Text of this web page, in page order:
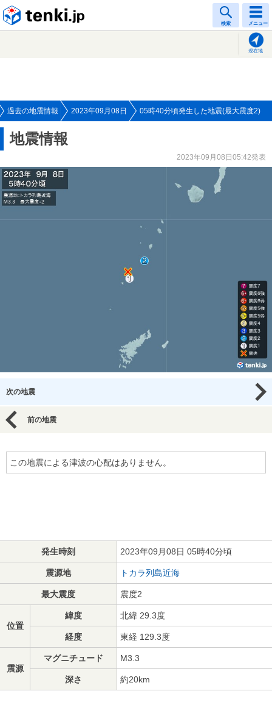
検索 メニュー
現在地
過去の地震情報 2023年09月08日 05時40分頃発生した地震(最大震度2)
地震情報
2023年09月08日05:42発表
次の地震
前の地震
この地震による津波の心配はありません。
発生時刻 2023年09月08日 05時40分頃
震源地 トカラ列島近海
最大震度 震度2
位置
緯度 北緯 29.3度
経度 東経 129.3度
震源
マグニチュード M3.3
深さ 約20km